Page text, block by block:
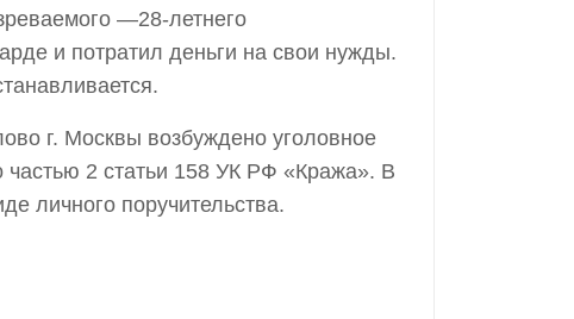
—28-летнего
и потратил деньги на свои нужды.
г. Москвы возбуждено уголовное
частью 2 статьи 158 УК РФ «Кража». В
личного поручительства.